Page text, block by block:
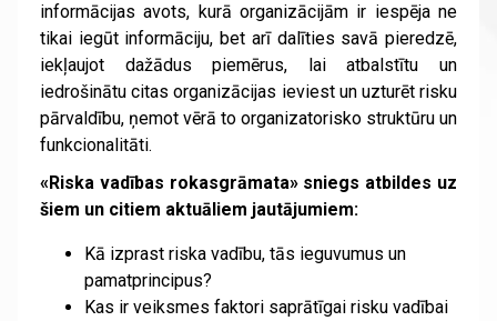
informācijas avots, kurā organizācijām ir iespēja ne
tikai iegūt informāciju, bet arī dalīties savā pieredzē,
iekļaujot dažādus piemērus, lai atbalstītu un
iedrošinātu citas organizācijas ieviest un uzturēt risku
pārvaldību, ņemot vērā to organizatorisko struktūru un
funkcionalitāti.
«Riska vadības rokasgrāmata» sniegs atbildes uz
šiem un citiem aktuāliem jautājumiem:
Kā izprast riska vadību, tās ieguvumus un
pamatprincipus?
Kas ir veiksmes faktori saprātīgai risku vadībai